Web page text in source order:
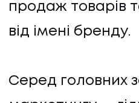
продаж товарів
від імені бренду.
Серед головних